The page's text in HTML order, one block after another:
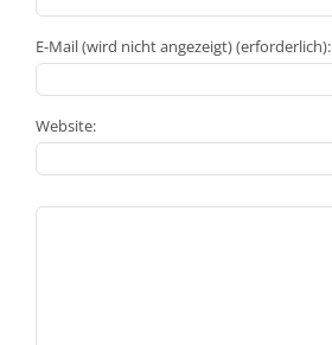
E-Mail (wird nicht angezeigt) (erforderlich):
Website: